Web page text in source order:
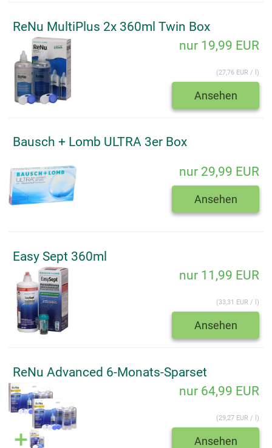
ReNu MultiPlus 2x 360ml Twin Box
nur 19,99 EUR
(27,76 EUR / l)
Ansehen
Bausch + Lomb ULTRA 3er Box
nur 29,99 EUR
Ansehen
Easy Sept 360ml
nur 11,99 EUR
(33,31 EUR / l)
Ansehen
ReNu Advanced 6-Monats-Sparset
nur 64,99 EUR
(29,27 EUR / l)
Ansehen